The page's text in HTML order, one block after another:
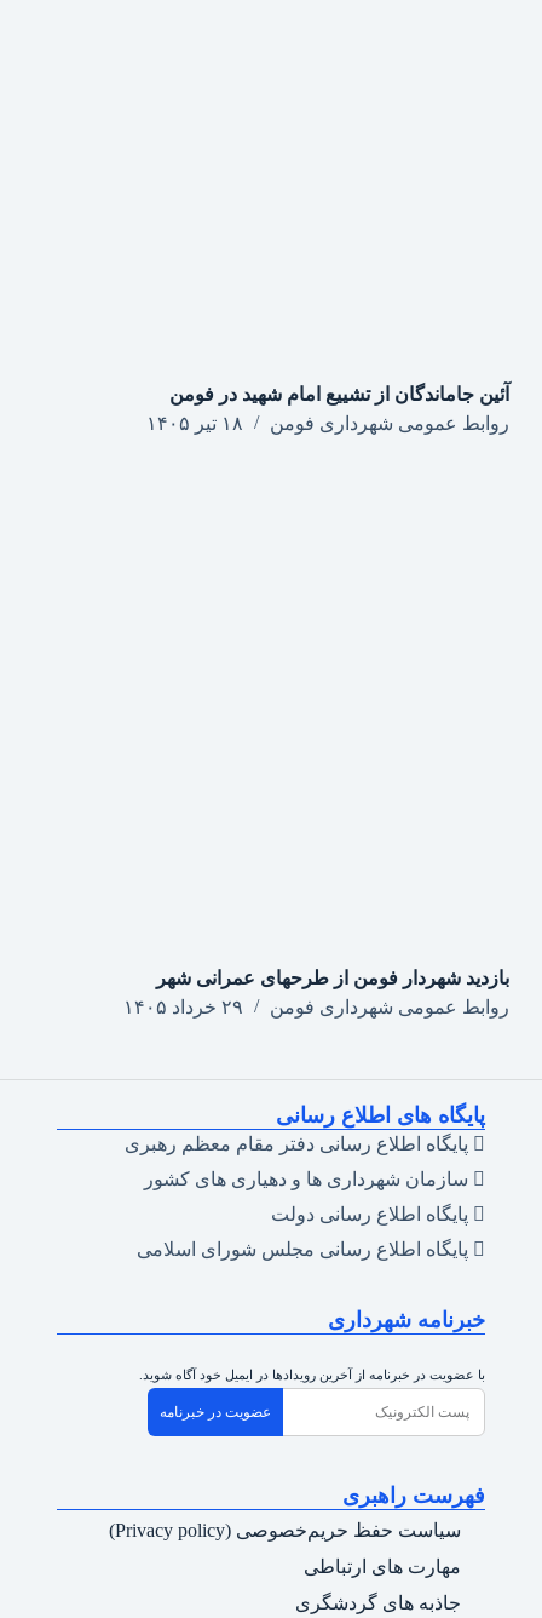
آئین جاماندگان از تشییع امام شهید در فومن
روابط عمومی شهرداری فومن
۱۸ تیر ۱۴۰۵
بازدید شهردار فومن از طرحهای عمرانی شهر
روابط عمومی شهرداری فومن
۲۹ خرداد ۱۴۰۵
پایگاه های اطلاع رسانی
پایگاه اطلاع رسانی دفتر مقام معظم رهبری
سازمان شهرداری ها و دهیاری های کشور
پایگاه اطلاع رسانی دولت
پایگاه اطلاع رسانی مجلس شورای اسلامی
خبرنامه شهرداری
با عضویت در خبرنامه از آخرین رویدادها در ایمیل خود آگاه شوید.
عضویت در خبرنامه
فهرست راهبری
سیاست حفظ حریم‌خصوصی (Privacy policy)
مهارت های ارتباطی
جاذبه های گردشگری